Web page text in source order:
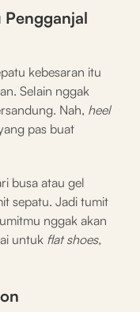
Pengganjal
kebesaran itu
Selain nggak
Nah, heel
pas buat
busa atau gel
sepatu. Jadi tumit
nggak akan
untuk flat shoes,